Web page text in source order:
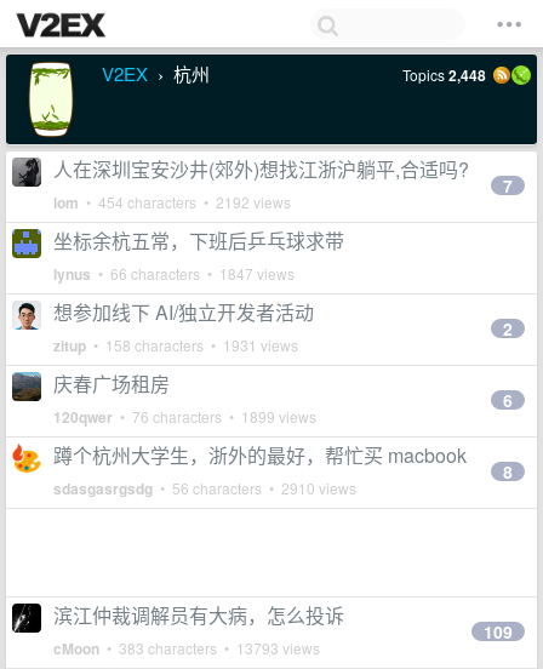
V2EX › 杭州 Topics2,448
人在深圳宝安沙井(郊外)想找江浙沪躺平,合适吗?
lom • 454 characters • 2192 views
7
坐标余杭五常，下班后乒乓球求带
lynus • 66 characters • 1847 views
想参加线下 AI/独立开发者活动
zitup • 158 characters • 1931 views
2
庆春广场租房
120qwer • 76 characters • 1899 views
6
蹲个杭州大学生，浙外的最好，帮忙买 macbook
sdasgasrgsdg • 56 characters • 2910 views
8
滨江仲裁调解员有大病，怎么投诉
cMoon • 383 characters • 13793 views
109